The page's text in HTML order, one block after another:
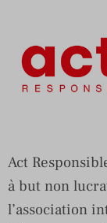
Act
à but non
l’association